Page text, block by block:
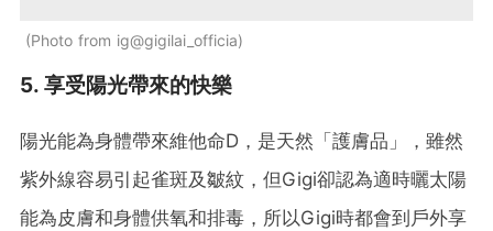
Photo from ig@gigilai_officia
5. 享受陽光帶來的快樂
陽光能為身體帶來維他命D，是天然「護膚品」，雖然
紫外線容易引起雀斑及皺紋，但Gigi卻認為適時曬太陽
能為皮膚和身體供氧和排毒，所以Gigi時都會到戶外享